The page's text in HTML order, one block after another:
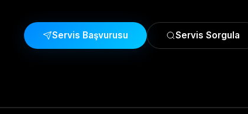
Servis Başvurusu Servis Sorgula